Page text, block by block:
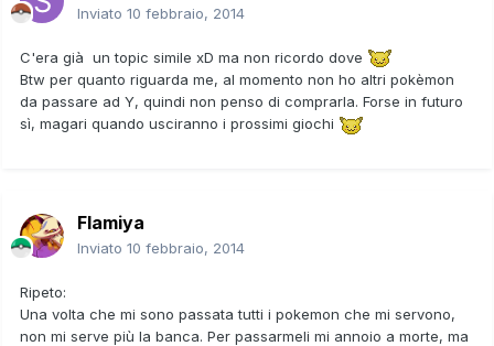
Inviato 10 febbraio, 2014
C'era già un topic simile xD ma non ricordo dove
Btw per quanto riguarda me, al momento non ho altri pokèmon
da passare ad Y, quindi non penso di comprarla. Forse in futuro
sì, magari quando usciranno i prossimi giochi
Flamiya
Inviato 10 febbraio, 2014
Ripeto:
Una volta che mi sono passata tutti i pokemon che mi servono,
non mi serve più la banca. Per passarmeli mi annoio a morte, ma